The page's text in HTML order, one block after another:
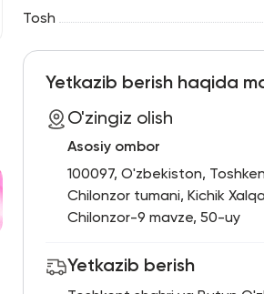
Tosh
Yetkazib berish haqida
O'zingiz olish
Asosiy ombor
100097, O'zbekiston,
Chilonzor tumani, Kichik
Chilonzor-9 mavze, 50-uy
Yetkazib berish